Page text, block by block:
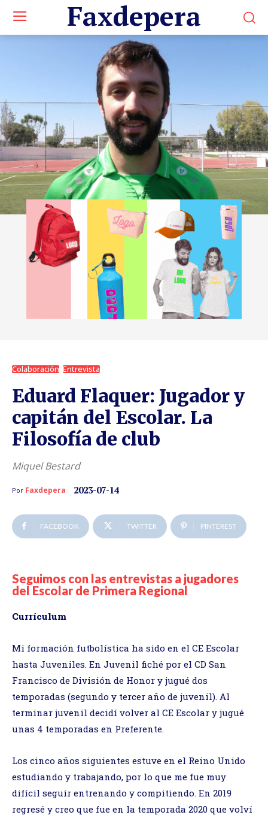
Faxdepera
Colaboración Entrevista
Eduard Flaquer: Jugador y
capitán del Escolar. La
Filosofía de club
Miquel Bestard
Por Faxdepera 2023-07-14
FACEBOOK TWITTER PINTEREST
Seguimos con las entrevistas a jugadores
del Escolar de Primera Regional
Currículum
Mi formación futbolística ha sido en el CE Escolar
hasta Juveniles. En Juvenil fiché por el CD San
Francisco de División de Honor y jugué dos
temporadas (segundo y tercer año de juvenil). Al
terminar juvenil decidí volver al CE Escolar y jugué
unas 4 temporadas en Preferente.
Los cinco años siguientes estuve en el Reino Unido
estudiando y trabajando, por lo que me fue muy
difícil seguir entrenando y compitiendo. En 2019
regresé y creo que fue en la temporada 2020 que volví